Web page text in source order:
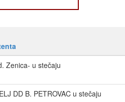
Zenica- u stečaju
DD B. PETROVAC u stečaju